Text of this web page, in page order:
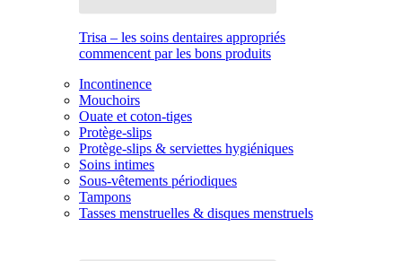
Trisa – les soins dentaires appropriés
commencent par les bons produits
Incontinence
Mouchoirs
Ouate et coton-tiges
Protège-slips
Protège-slips & serviettes hygiéniques
Soins intimes
Sous-vêtements périodiques
Tampons
Tasses menstruelles & disques menstruels